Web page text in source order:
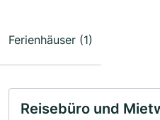
Ferienhäuser (1)
Reisebüro und